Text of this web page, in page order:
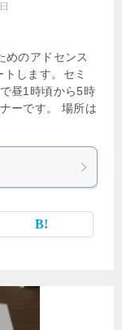
めのアドセンス
します。セミ
昼1時頃から5時
ーです。 場所は